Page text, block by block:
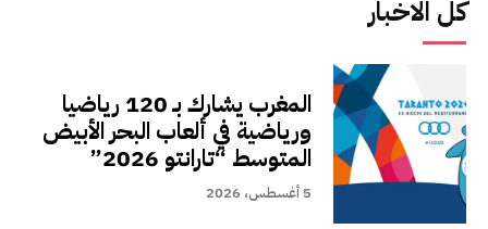
كل الاخبار
المغرب يشارك بـ 120 رياضيا
ورياضية في ألعاب البحر الأبيض
المتوسط “تارانتو 2026”
5 أغسطس، 2026